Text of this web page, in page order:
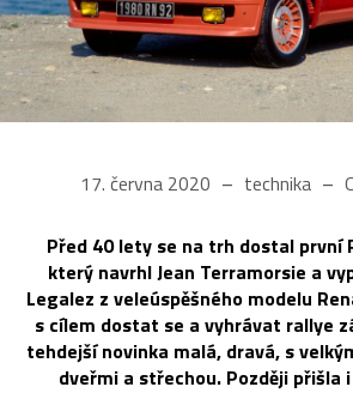
17. června 2020 technika
Před 40 lety se na trh dostal první
který navrhl Jean Terramorsie a
Legalez z veleúspěšného modelu
s cílem dostat se a vyhrávat rallye
tehdejší novinka malá, dravá, s
dveřmi a střechou. Později přišla